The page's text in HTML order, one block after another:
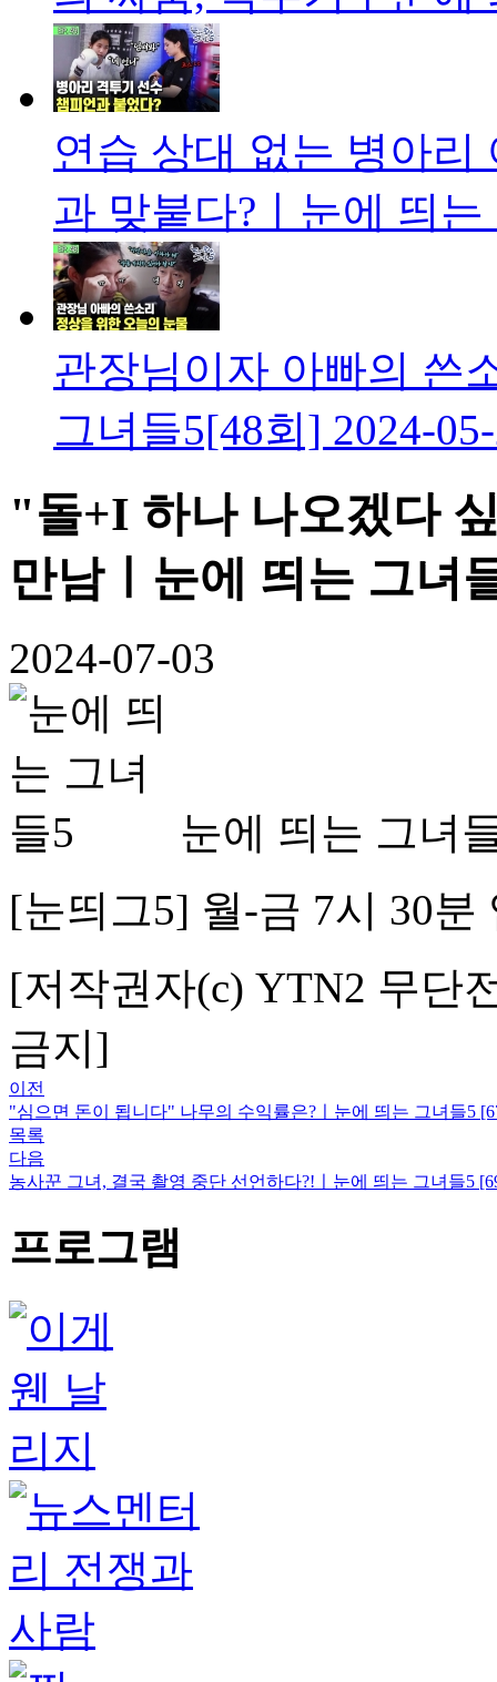
연습 상대 없는 병아
과 맞붙다?ㅣ눈에 띄
관장님이자 아빠의 쓴
그녀들5[48회] 2024-
"돌+I 하나 나오겠다
만남ㅣ눈에 띄는 그녀
2024-07-03
눈에 띄는 그녀
[눈띄그5] 월-금 7시 30분
[저작권자(c) YTN2 무단
금지]
이전
"심으면 돈이 됩니다" 나무의 수익률은?ㅣ눈에 띄는 그녀들5
목록
다음
농사꾼 그녀, 결국 촬영 중단 선언하다?!ㅣ눈에 띄는 그녀들5
프로그램